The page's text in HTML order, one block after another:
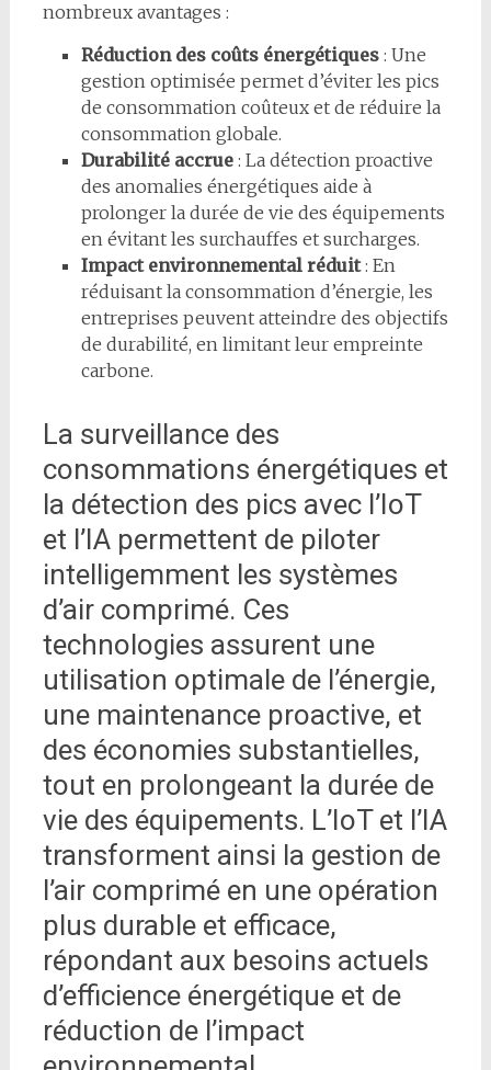
nombreux avantages :
Réduction des coûts énergétiques: Une
gestion optimisée permet d’éviter les pics
de consommation coûteux et de réduire la
consommation globale.
Durabilité accrue: La détection proactive
des anomalies énergétiques aide à
prolonger la durée de vie des équipements
en évitant les surchauffes et surcharges.
Impact environnemental réduit: En
réduisant la consommation d’énergie, les
entreprises peuvent atteindre des objectifs
de durabilité, en limitant leur empreinte
carbone.
La surveillance des
consommations énergétiques et
la détection des pics avec l’IoT
et l’IA permettent de piloter
intelligemment les systèmes
d’air comprimé. Ces
technologies assurent une
utilisation optimale de l’énergie,
une maintenance proactive, et
des économies substantielles,
tout en prolongeant la durée de
vie des équipements. L’IoT et l’IA
transforment ainsi la gestion de
l’air comprimé en une opération
plus durable et efficace,
répondant aux besoins actuels
d’efficience énergétique et de
réduction de l’impact